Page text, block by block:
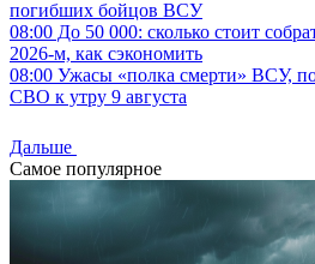
погибших бойцов ВСУ
08:00 До 50 000: сколько стоит
2026-м, как сэкономить
08:00 Ужасы «полка смерти» ВСУ,
СВО к утру 9 августа
Дальше
Самое популярное